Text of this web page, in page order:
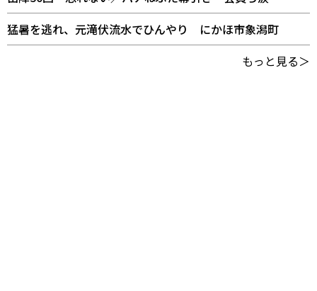
猛暑を逃れ、元滝伏流水でひんやり にかほ市象潟町
もっと見る＞